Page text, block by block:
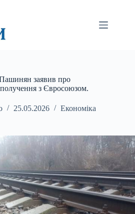
Пашинян заявив про
з Євросоюзом.
25.05.2026 Економіка